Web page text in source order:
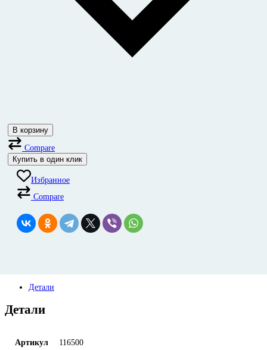
В корзину
Compare
Купить в один клик
Избранное
Compare
Детали
Детали
Артикул 116500